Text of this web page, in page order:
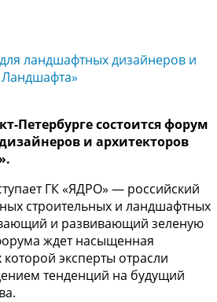
ландшафтных дизайнеров и
Петербурге состоится форум
и архитекторов
ГК «ЯДРО» — российский
строительных и ландшафтных
и развивающий зеленую
ждет насыщенная
эксперты отрасли
тенденций на будущий